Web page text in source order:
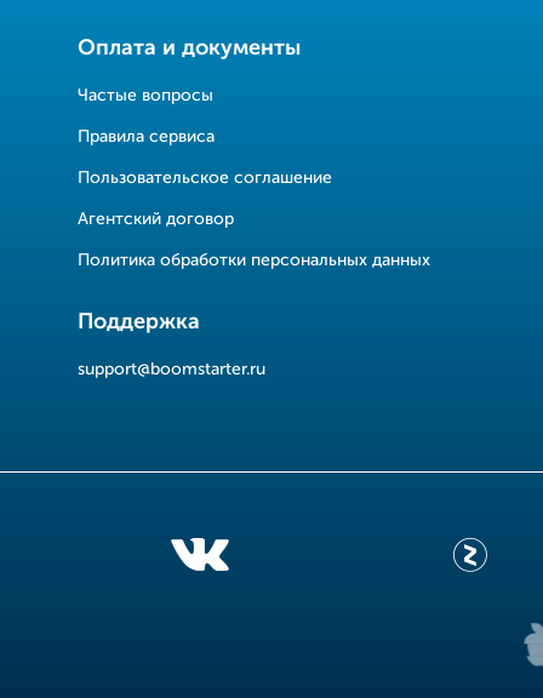
Оплата и документы
Частые вопросы
Правила сервиса
Пользовательское соглашение
Агентский договор
Политика обработки персональных данных
Поддержка
support@boomstarter.ru